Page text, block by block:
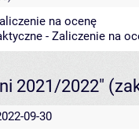
na ocenę
- Zaliczenie na
2021/2022"
09-30